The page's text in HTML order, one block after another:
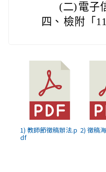
(二) 電子
四、 檢附「
1) 教師節徵稿辦法.p
df
2) 徵稿